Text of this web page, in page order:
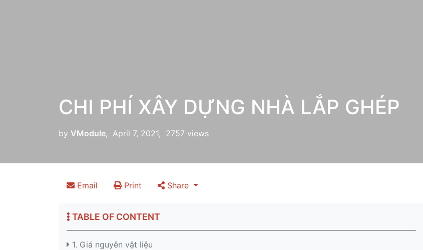
CHI PHÍ XÂY DỰNG NHÀ LẮP GHÉP
by VModule, April 7, 2021, 2757 views
Email Print Share
TABLE OF CONTENT
1. Giá nguyên vật liệu